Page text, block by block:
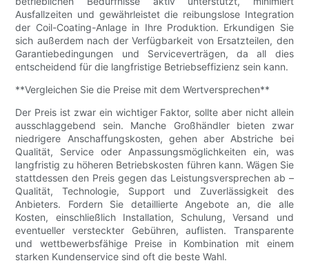
Ausfallzeiten und gewährleistet die reibungslose Integration
der Coil-Coating-Anlage in Ihre Produktion. Erkundigen Sie
sich außerdem nach der Verfügbarkeit von Ersatzteilen, den
Garantiebedingungen und Serviceverträgen, da all dies
entscheidend für die langfristige Betriebseffizienz sein kann.
**Vergleichen Sie die Preise mit dem Wertversprechen**
Der Preis ist zwar ein wichtiger Faktor, sollte aber nicht allein
ausschlaggebend sein. Manche Großhändler bieten zwar
niedrigere Anschaffungskosten, gehen aber Abstriche bei
Qualität, Service oder Anpassungsmöglichkeiten ein, was
langfristig zu höheren Betriebskosten führen kann. Wägen Sie
stattdessen den Preis gegen das Leistungsversprechen ab –
Qualität, Technologie, Support und Zuverlässigkeit des
Anbieters. Fordern Sie detaillierte Angebote an, die alle
Kosten, einschließlich Installation, Schulung, Versand und
eventueller versteckter Gebühren, auflisten. Transparente
und wettbewerbsfähige Preise in Kombination mit einem
starken Kundenservice sind oft die beste Wahl.